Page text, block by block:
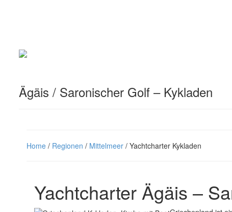
Ägäis / Saronischer Golf – Kykladen
Home / Regionen / Mittelmeer / Yachtcharter Kykladen
Yachtcharter Ägäis –